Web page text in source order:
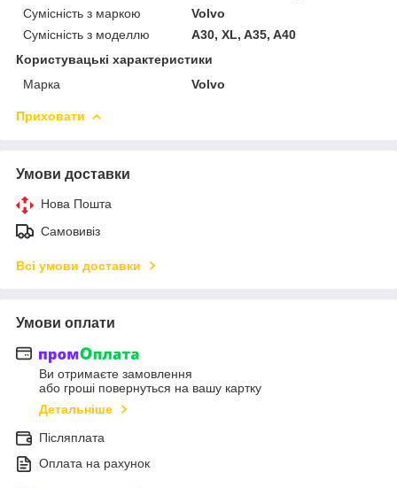
Сумісність з маркою
Volvo
Сумісність з моделлю
A30, XL, A35, A40
Користувацькі характеристики
Марка
Volvo
Приховати
Умови доставки
Нова Пошта
Самовивіз
Всі умови доставки
Умови оплати
Ви отримаєте замовлення
або гроші повернуться на вашу картку
Детальніше
Післяплата
Оплата на рахунок